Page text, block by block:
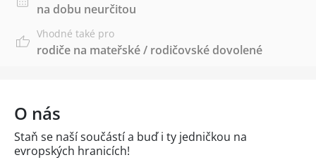
na dobu neurčitou
Vhodné také pro
rodiče na mateřské / rodičovské dovolené
O nás
Staň se naší součástí a buď i ty jedničkou na
evropských hranicích!